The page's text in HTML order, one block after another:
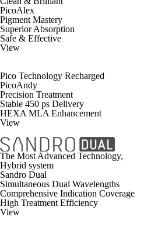
PicoAlex
Pigment Mastery
Superior Absorption
Safe & Effective
View
Pico Technology Recharged
PicoAndy
Precision Treatment
Stable 450 ps Delivery
HEXA MLA Enhancement
View
The Most Advanced Technology,
Hybrid system
Sandro Dual
Simultaneous Dual Wavelengths
Comprehensive Indication Coverage
High Treatment Efficiency
View